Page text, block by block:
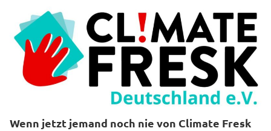
Wenn jetzt jemand noch nie von Climate Fresk